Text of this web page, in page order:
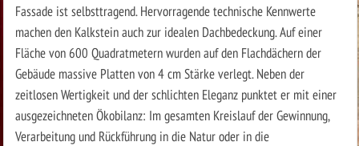
Fassade ist selbsttragend. Hervorragende technische Kennwerte
machen den Kalkstein auch zur idealen Dachbedeckung. Auf einer
Fläche von 600 Quadratmetern wurden auf den Flachdächern der
Gebäude massive Platten von 4 cm Stärke verlegt. Neben der
zeitlosen Wertigkeit und der schlichten Eleganz punktet er mit einer
ausgezeichneten Ökobilanz: Im gesamten Kreislauf der Gewinnung,
Verarbeitung und Rückführung in die Natur oder in die